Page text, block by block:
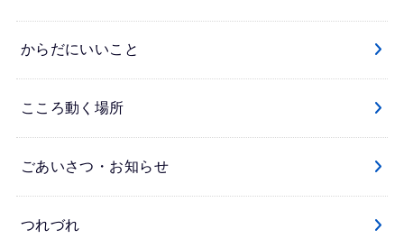
からだにいいこと
こころ動く場所
ごあいさつ・お知らせ
つれづれ